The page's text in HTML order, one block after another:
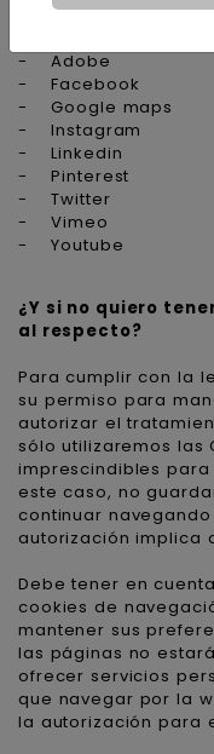
-Adobe
-Facebook
- Google maps
-Instagram
-Linkedin
-Pinterest
-Twitter
-Vimeo
-Youtube
¿Y si no quiero
al respecto?
Para cumplir con la
su permiso para
autorizar el
sólo utilizaremos las
imprescindibles para
este caso, no
continuar
autorización implica
Debe tener en
cookies de
mantener sus
las páginas no
ofrecer servicios
que navegar por la
la autorización para